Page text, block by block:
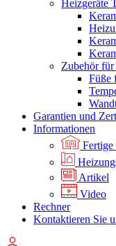
Heizgeräte
Zubehör für
Füße
Garantien und
Informationen
Fertige
Artikel
Video
Rechner
Kontaktieren Sie